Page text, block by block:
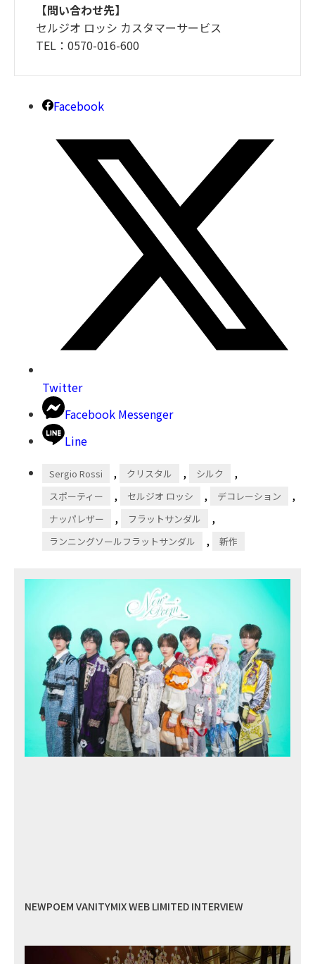
【問い合わせ先】
セルジオ ロッシ カスタマーサービス
TEL：0570-016-600
Facebook
Twitter
Facebook Messenger
Line
Sergio Rossi , クリスタル , シルク ,
スポーティー , セルジオ ロッシ , デコレーション ,
ナッパレザー , フラットサンダル ,
ランニングソールフラットサンダル , 新作
NEWPOEM VANITYMIX WEB LIMITED INTERVIEW